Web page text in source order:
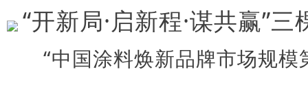
“中国涂料焕新品牌市场规